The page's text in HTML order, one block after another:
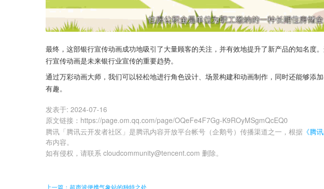
最终，这部银行宣传动画成功地吸引了大量顾客的关注，并有效地提升了新产品的知名度
行宣传动画是未来银行业宣传的重要趋势。
通过万彩动画大师，我们可以轻松地进行角色设计、场景构建和动画制作，同时还能够添
有趣。
发表于: 2024-07-16
原文链接 ： https://page.om.qq.com/page/OQeFe4F7Gg-K9ROyMSgmQcEQ0
腾讯「腾讯云开发者社区」是腾讯内容开放平台帐号（企鹅号）传播渠道之一，根据 《腾
布内容。
如有侵权，请联系 cloudcommunity@tencent.com 删除。
上一篇：超声波便携气象站的独特之处